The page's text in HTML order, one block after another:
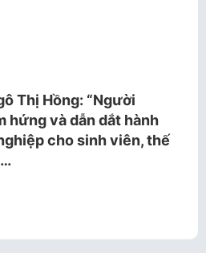
Thị Hồng: “Người
hứng và dẫn dắt hành
cho sinh viên, thế